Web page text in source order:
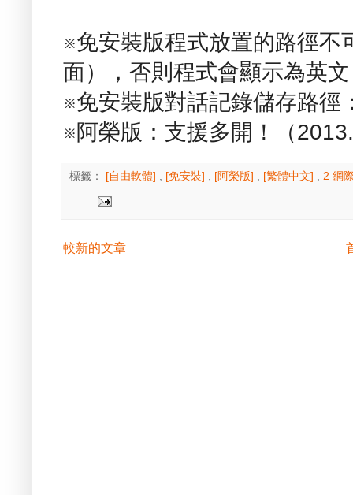
※免安裝版程式放置的路徑不
面），否則程式會顯示為英
※免安裝版對話記錄儲存路
※阿榮版：支援多開！（
標籤： [自由軟體] [免安裝] [阿榮版] [繁體中文] 2 網
較新的文章